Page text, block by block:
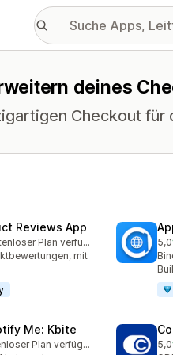
deines
Checkout für
Reviews App
insgesamt
Kostenloser Plan verfügbar
mit
5,0
Me: Kbite
Kostenloser Plan verfügbar
5,0